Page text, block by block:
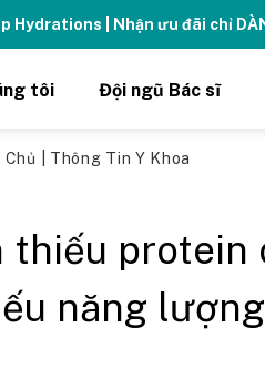
Hydrations | Nhận ưu đãi chỉ
tôi Đội ngũ Bác sĩ
Chủ Thông Tin Y Khoa
thiếu protein
năng